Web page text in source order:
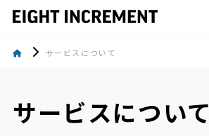
サービスについて
サービスについて